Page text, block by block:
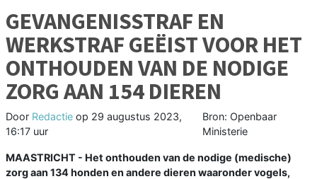
GEVANGENISSTRAF EN
WERKSTRAF GEËIST VOOR HET
ONTHOUDEN VAN DE NODIGE
ZORG AAN 154 DIEREN
Door Redactie op 29 augustus 2023,
16:17 uur
Bron: Openbaar
Ministerie
MAASTRICHT - Het onthouden van de nodige (medische)
zorg aan 134 honden en andere dieren waaronder vogels,